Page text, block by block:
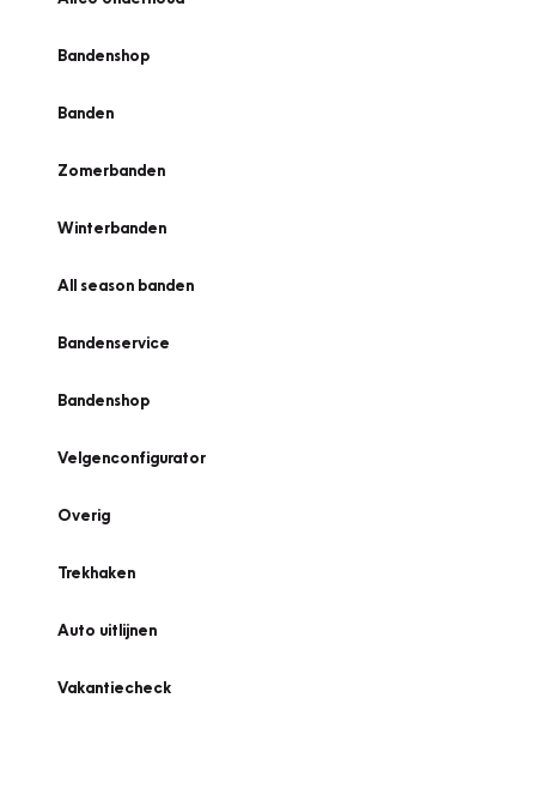
Bandenshop
Banden
Zomerbanden
Winterbanden
All season banden
Bandenservice
Bandenshop
Velgenconfigurator
Overig
Trekhaken
Auto uitlijnen
Vakantiecheck